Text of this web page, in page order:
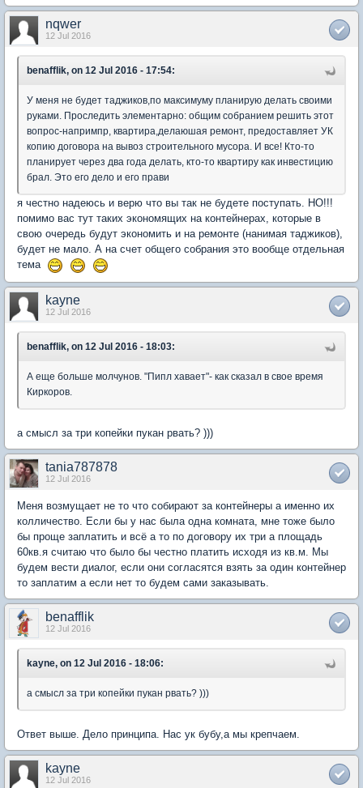
nqwer
12 Jul 2016
benafflik, on 12 Jul 2016 - 17:54:
У меня не будет таджиков,по максимуму планирую делать своими
руками. Проследить элементарно: общим собранием решить этот
вопрос-напримпр, квартира,делаюшая ремонт, предоставляет УК
копию договора на вывоз строительного мусора. И все! Кто-то
планирует через два года делать, кто-то квартиру как инвестицию
брал. Это его дело и его прави
я честно надеюсь и верю что вы так не будете поступать. НО!!!
помимо вас тут таких экономящих на контейнерах, которые в
свою очередь будут экономить и на ремонте (нанимая таджиков),
будет не мало. А на счет общего собрания это вообще отдельная
тема
kayne
12 Jul 2016
benafflik, on 12 Jul 2016 - 18:03:
А еще больше молчунов. "Пипл хавает"- как сказал в свое время
Киркоров.
а смысл за три копейки пукан рвать? )))
tania787878
12 Jul 2016
Меня возмущает не то что собирают за контейнеры а именно их
колличество. Если бы у нас была одна комната, мне тоже было
бы проще заплатить и всё а то по договору их три а площадь
60кв.я считаю что было бы честно платить исходя из кв.м. Мы
будем вести диалог, если они согласятся взять за один контейнер
то заплатим а если нет то будем сами заказывать.
benafflik
12 Jul 2016
kayne, on 12 Jul 2016 - 18:06:
а смысл за три копейки пукан рвать? )))
Ответ выше. Дело принципа. Нас ук бубу,а мы крепчаем.
kayne
12 Jul 2016